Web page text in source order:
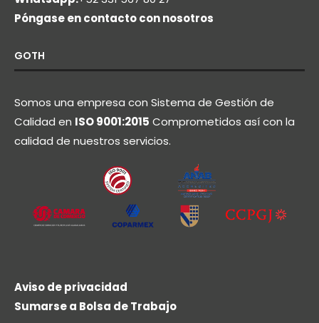
Póngase en contacto con nosotros
GOTH
Somos una empresa con Sistema de Gestión de
Calidad en ISO 9001:2015 Comprometidos así con la
calidad de nuestros servicios.
Aviso de privacidad
Sumarse a Bolsa de Trabajo